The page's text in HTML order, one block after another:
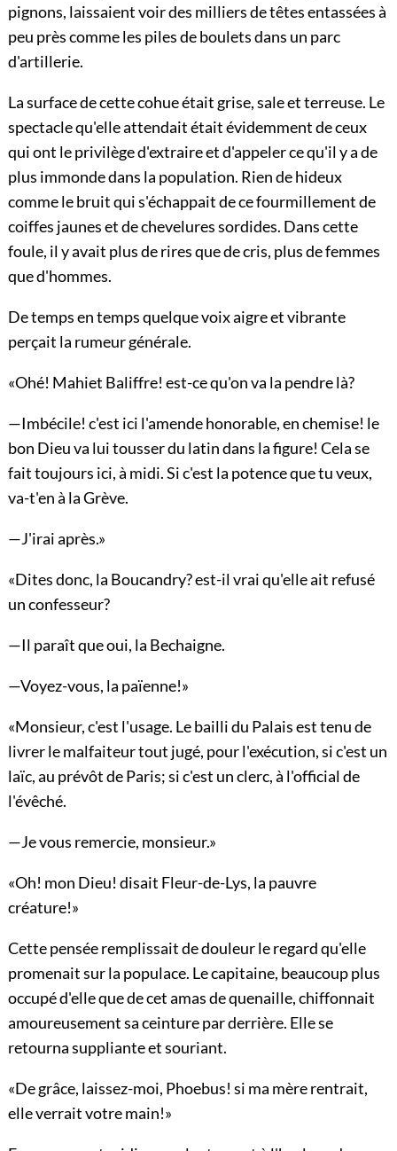
pignons, laissaient voir des milliers de têtes entassées à
peu près comme les piles de boulets dans un parc
d'artillerie.
La surface de cette cohue était grise, sale et terreuse. Le
spectacle qu'elle attendait était évidemment de ceux
qui ont le privilège d'extraire et d'appeler ce qu'il y a de
plus immonde dans la population. Rien de hideux
comme le bruit qui s'échappait de ce fourmillement de
coiffes jaunes et de chevelures sordides. Dans cette
foule, il y avait plus de rires que de cris, plus de femmes
que d'hommes.
De temps en temps quelque voix aigre et vibrante
perçait la rumeur générale.
«Ohé! Mahiet Baliffre! est-ce qu'on va la pendre là?
—Imbécile! c'est ici l'amende honorable, en chemise! le
bon Dieu va lui tousser du latin dans la figure! Cela se
fait toujours ici, à midi. Si c'est la potence que tu veux,
va-t'en à la Grève.
—J'irai après.»
«Dites donc, la Boucandry? est-il vrai qu'elle ait refusé
un confesseur?
—Il paraît que oui, la Bechaigne.
—Voyez-vous, la païenne!»
«Monsieur, c'est l'usage. Le bailli du Palais est tenu de
livrer le malfaiteur tout jugé, pour l'exécution, si c'est un
laïc, au prévôt de Paris; si c'est un clerc, à l'official de
l'évêché.
—Je vous remercie, monsieur.»
«Oh! mon Dieu! disait Fleur-de-Lys, la pauvre
créature!»
Cette pensée remplissait de douleur le regard qu'elle
promenait sur la populace. Le capitaine, beaucoup plus
occupé d'elle que de cet amas de quenaille, chiffonnait
amoureusement sa ceinture par derrière. Elle se
retourna suppliante et souriant.
«De grâce, laissez-moi, Phoebus! si ma mère rentrait,
elle verrait votre main!»